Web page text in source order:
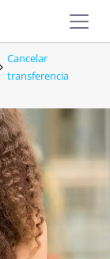
Cancelar
transferencia